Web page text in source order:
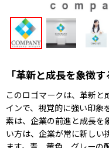
「革新と成長を象徴
このロゴマークは、革新と
インで、視覚的に強い印象
素は、企業の前進と成長を
い方は、企業が常に新しい